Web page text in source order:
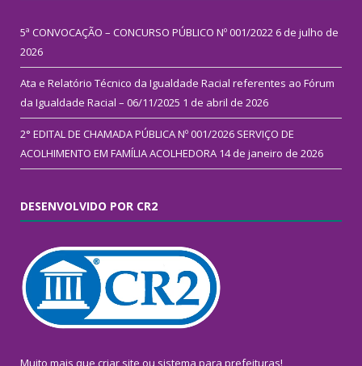
5ª CONVOCAÇÃO – CONCURSO PÚBLICO Nº 001/2022 6 de julho de
2026
Ata e Relatório Técnico da Igualdade Racial referentes ao Fórum
da Igualdade Racial – 06/11/2025 1 de abril de 2026
2° EDITAL DE CHAMADA PÚBLICA Nº 001/2026 SERVIÇO DE
ACOLHIMENTO EM FAMÍLIA ACOLHEDORA 14 de janeiro de 2026
DESENVOLVIDO POR CR2